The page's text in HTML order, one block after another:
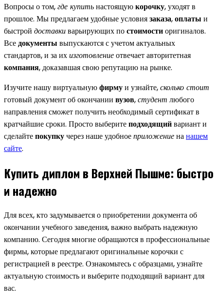
Вопросы о том,где купитьнастоящуюкорочку, уходят в
прошлое. Мы предлагаем удобные условиязаказа,оплаты и
быстрой доставкиварьирующих постоимостиоригиналов.
Вседокументы выпускаются с учетом актуальных
стандартов, и за ихизготовлениеотвечает авторитетная
компания, доказавшая свою репутацию на рынке.
Изучите нашу виртуальнуюфирмуи узнайте,сколько стоит
готовый документ об окончании вузов,студент любого
направления сможет получить необходимый сертификат в
кратчайшие сроки. Просто выберитеподходящийвариант и
сделайтепокупкучерез наше удобноеприложениенанашем
сайте.
Купить диплом в Верхней Пышме: быстро
и надежно
Для всех, кто задумывается о приобретении документа об
окончании учебного заведения, важно выбрать надежную
компанию. Сегодня многие обращаются в профессиональные
фирмы, которые предлагают оригинальные корочки с
регистрацией в реестре. Ознакомьтесь с образцами, узнайте
актуальную стоимость и выберите подходящий вариант для
вас.